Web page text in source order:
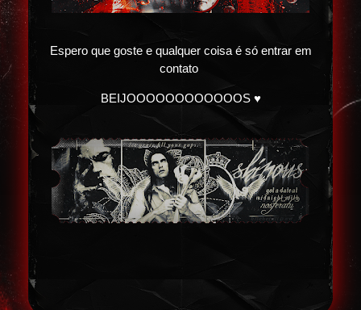
Espero que goste e qualquer coisa é só entrar em
contato
BEIJOOOOOOOOOOOOS ♥